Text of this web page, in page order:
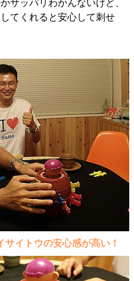
サッパリわかんないけど、
てくれると安心して刺せ
サイトウの安心感が高い！